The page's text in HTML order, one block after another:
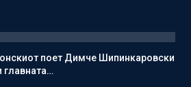
поет Димче Шипинкаровски
главната…